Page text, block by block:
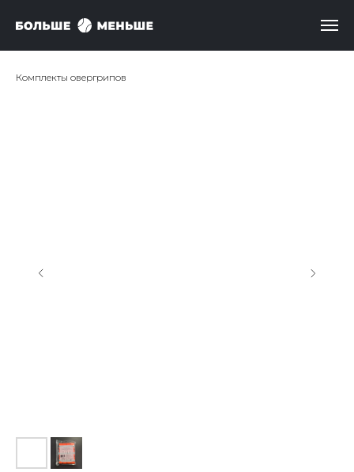
Комплекты овергрипов